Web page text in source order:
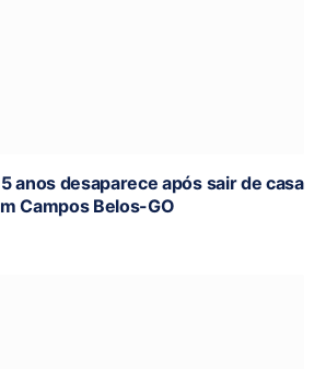
anos desaparece após sair de casa
Campos Belos-GO